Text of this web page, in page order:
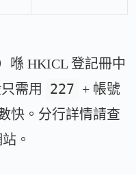
喺 HKICL 登記冊中
需用
227 + 帳號
快。分行詳情請查
。